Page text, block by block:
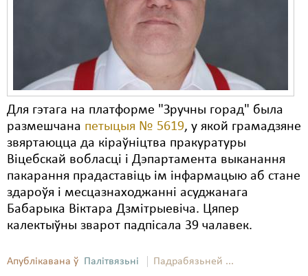
Для гэтага на платформе "Зручны горад" была
размешчана петыцыя № 5619, у якой грамадзяне
звяртаюцца да кіраўніцтва пракуратуры
Віцебскай вобласці і Дэпартамента выканання
пакарання прадаставіць ім інфармацыю аб стане
здароўя і месцазнаходжанні асуджанага
Бабарыка Віктара Дзмітрыевіча. Цяпер
калектыўны зварот падпісала 39 чалавек.
Апублікавана ў Палітвязьні Падрабязьней ...